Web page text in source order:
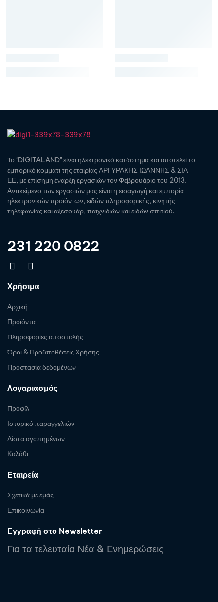
Το "DIGITALAND" είναι ηλεκτρονικό κατάστημα και αποτελεί το
εμπορικό κομμάτι της εταιρίας ΑΡΓΥΡΑΚΗΣ ΙΩΑΝΝΗΣ & ΣΙΑ
ΕΕ, με επίσημη έναρξη εργασιών τον Φεβρουάριο του 2013.
Αντικείμενο των εργασιών μας είναι η εισαγωγή και εμπορία
ηλεκτρονικών προϊόντων, ειδών πληροφορικής, κινητής
τηλεφωνίας και αξεσουάρ, παιχνιδιών και ειδών σπιτιού.
231 220 0822
Χρήσιμα
Αρχική
Προϊόντα
Πληροφορίες αποστολής
Όροι & Προϋποθέσεις Χρήσης
Προστασία δεδομένων
Λογαριασμός
Προφίλ
Ιστορικό παραγγελιών
Λίστα αγαπημένων
Καλάθι
Εταιρεία
Σχετικά με εμάς
Επικοινωνία
Εγγραφή στο Newsletter
Για τα τελευταία Νέα & Ενημερώσεις